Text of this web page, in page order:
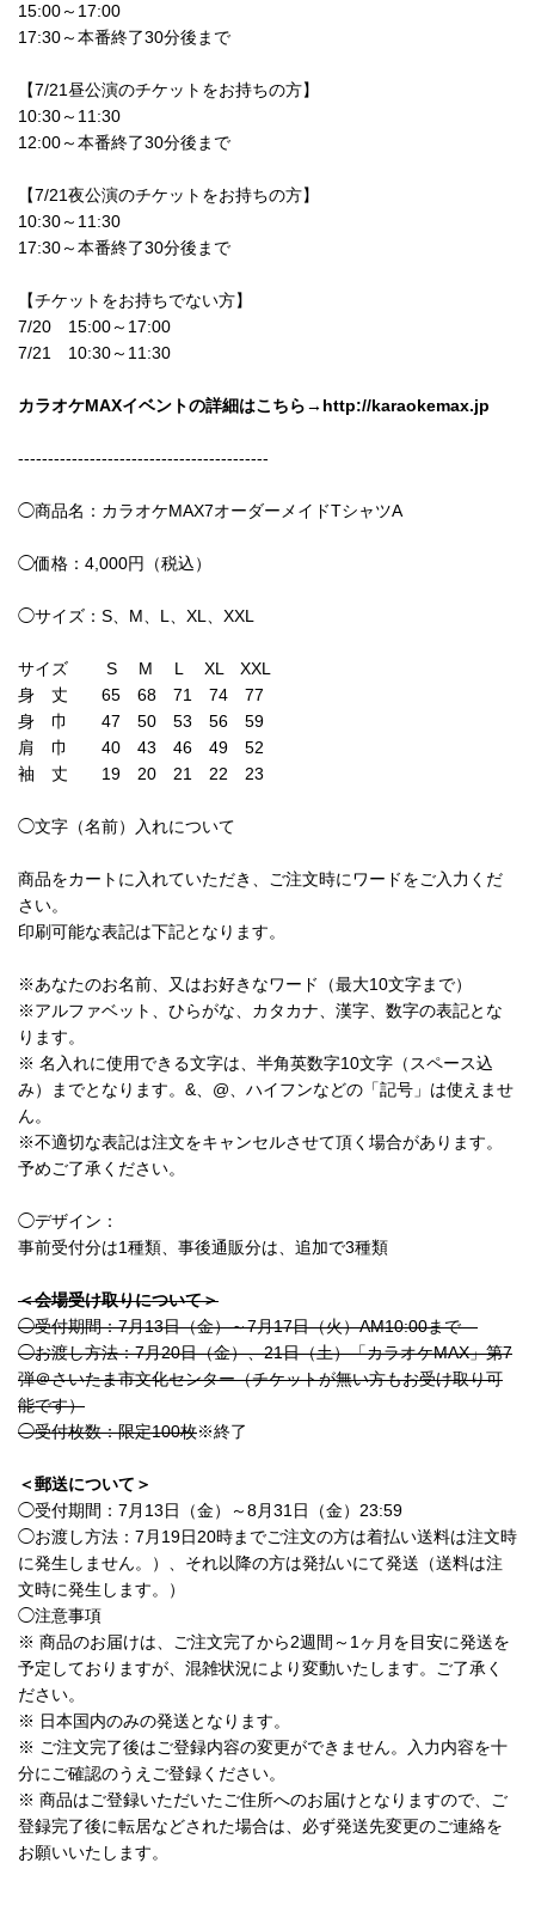
15:00～17:00
17:30～本番終了30分後まで
【7/21昼公演のチケットをお持ちの方】
10:30～11:30
12:00～本番終了30分後まで
【7/21夜公演のチケットをお持ちの方】
10:30～11:30
17:30～本番終了30分後まで
【チケットをお持ちでない方】
7/20 15:00～17:00
7/21 10:30～11:30
カラオケMAXイベントの詳細はこちら→ http://karaokemax.jp
------------------------------------------
◯商品名：カラオケMAX7オーダーメイドTシャツA
◯価格：4,000円（税込）
◯サイズ：S、M、L、XL、XXL
サイズ S M L XL XXL
身 丈 65 68 71 74 77
身 巾 47 50 53 56 59
肩 巾 40 43 46 49 52
袖 丈 19 20 21 22 23
◯文字（名前）入れについて
商品をカートに入れていただき、ご注文時にワードをご入力くだ
さい。
印刷可能な表記は下記となります。
※あなたのお名前、又はお好きなワード（最大10文字まで）
※アルファベット、ひらがな、カタカナ、漢字、数字の表記とな
ります。
※ 名入れに使用できる文字は、半角英数字10文字（スペース込
み）までとなります。&、@、ハイフンなどの「記号」は使えませ
ん。
※不適切な表記は注文をキャンセルさせて頂く場合があります。
予めご了承ください。
◯デザイン：
事前受付分は1種類、事後通販分は、追加で3種類
＜会場受け取りについて＞
◯受付期間：7月13日（金）～7月17日（火）AM10:00まで
◯お渡し方法：7月20日（金）、21日（土）「カラオケMAX」第7
弾＠さいたま市文化センター（チケットが無い方もお受け取り可
能です）
◯受付枚数：限定100枚※終了
＜郵送について＞
◯受付期間：7月13日（金）～8月31日（金）23:59
◯お渡し方法：7月19日20時までご注文の方は着払い送料は注文時
に発生しません。）、それ以降の方は発払いにて発送（送料は注
文時に発生します。）
◯注意事項
※ 商品のお届けは、ご注文完了から2週間～1ヶ月を目安に発送を
予定しておりますが、混雑状況により変動いたします。ご了承く
ださい。
※ 日本国内のみの発送となります。
※ ご注文完了後はご登録内容の変更ができません。入力内容を十
分にご確認のうえご登録ください。
※ 商品はご登録いただいたご住所へのお届けとなりますので、ご
登録完了後に転居などされた場合は、必ず発送先変更のご連絡を
お願いいたします。